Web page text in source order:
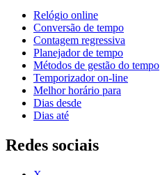
Relógio online
Conversão de tempo
Contagem regressiva
Planejador de tempo
Métodos de gestão do tempo
Temporizador on-line
Melhor horário para
Dias desde
Dias até
Redes sociais